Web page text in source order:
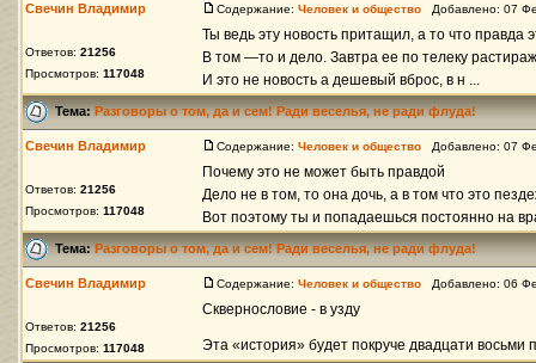
Свечин Владимир
Ответов: 21256
Просмотров: 117048
Содержание: Человек и общество Добавлено: 07
Ты ведь эту новость притащил, а то что правда
В том —то и дело. Завтра ее по телеку
И это не новость а дешевый вброс, в н ...
Тема:Разговоры о том, да и сем! Ради веселья, не ради флуда!
Свечин Владимир
Ответов: 21256
Просмотров: 117048
Содержание: Человек и общество Добавлено: 07
Почему это не может быть правдой
Дело не в том, то она дочь, а в том что это
Вот поэтому ты и попадаешься постоянно на
Тема:Разговоры о том, да и сем! Ради веселья, не ради флуда!
Свечин Владимир
Ответов: 21256
Просмотров: 117048
Содержание: Человек и общество Добавлено: 06
Сквернословие - в узду
Эта «история» будет покруче двадцати